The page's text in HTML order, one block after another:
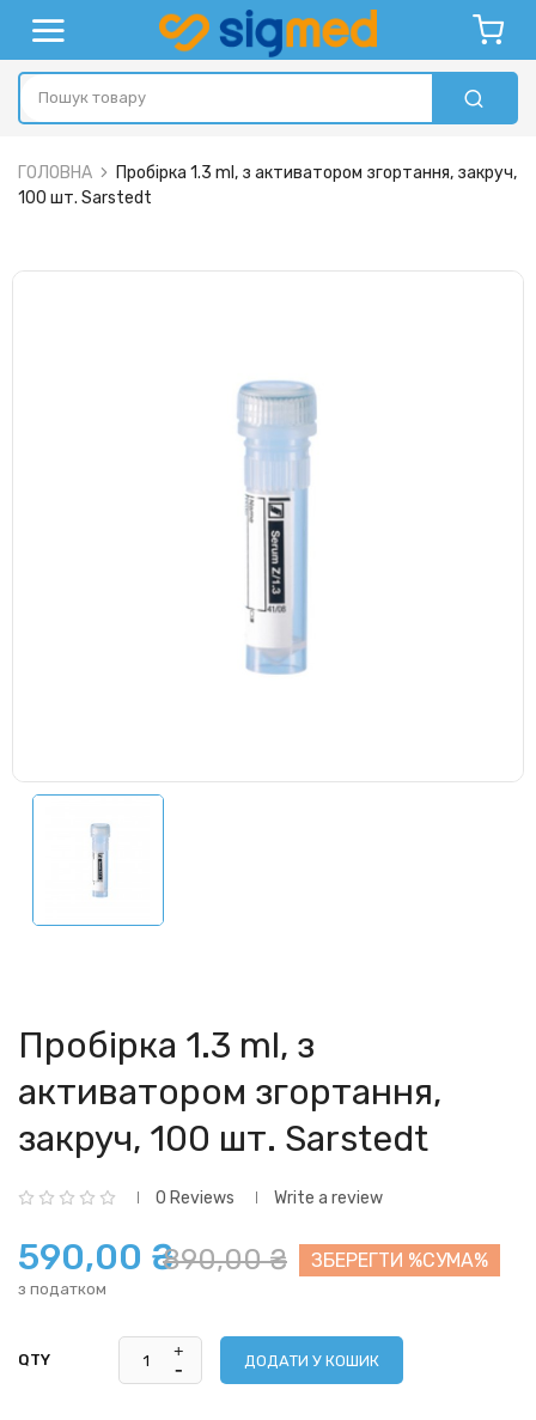
ГОЛОВНА
Пробірка 1.3 ml, з активатором згортання, закруч,
100 шт. Sarstedt
Пробірка 1.3 ml, з
активатором згортання,
закруч, 100 шт. Sarstedt
0 Reviews Write a review
590,00 ₴ 890,00 ₴ ЗБЕРЕГТИ %СУМА%
з податком
QTY ДОДАТИ У КОШИК